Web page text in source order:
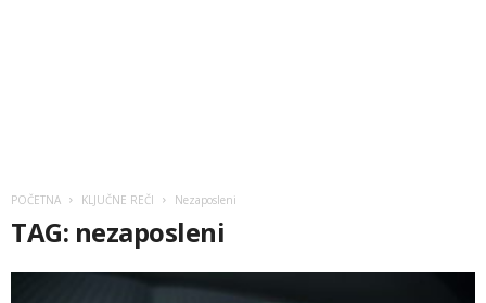
POČETNA KLJUČNE REČI Nezaposleni
TAG: nezaposleni